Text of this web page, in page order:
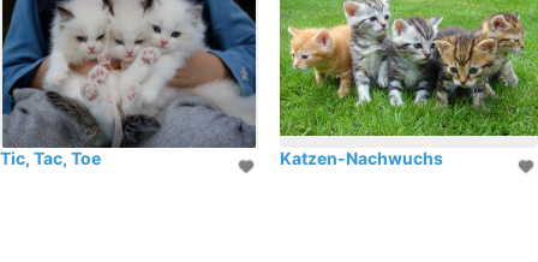
Tic, Tac, Toe Katzen-Nachwuchs